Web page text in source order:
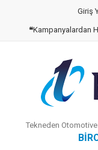
Giriş
❝Kampanyalardan
Tekneden